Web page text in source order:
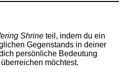
Shrine teil, indem du ein
Gegenstands in deiner
persönliche Bedeutung
möchtest.